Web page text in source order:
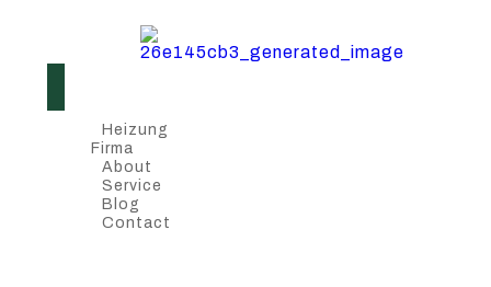
Heizung
Firma
About
Service
Blog
Contact